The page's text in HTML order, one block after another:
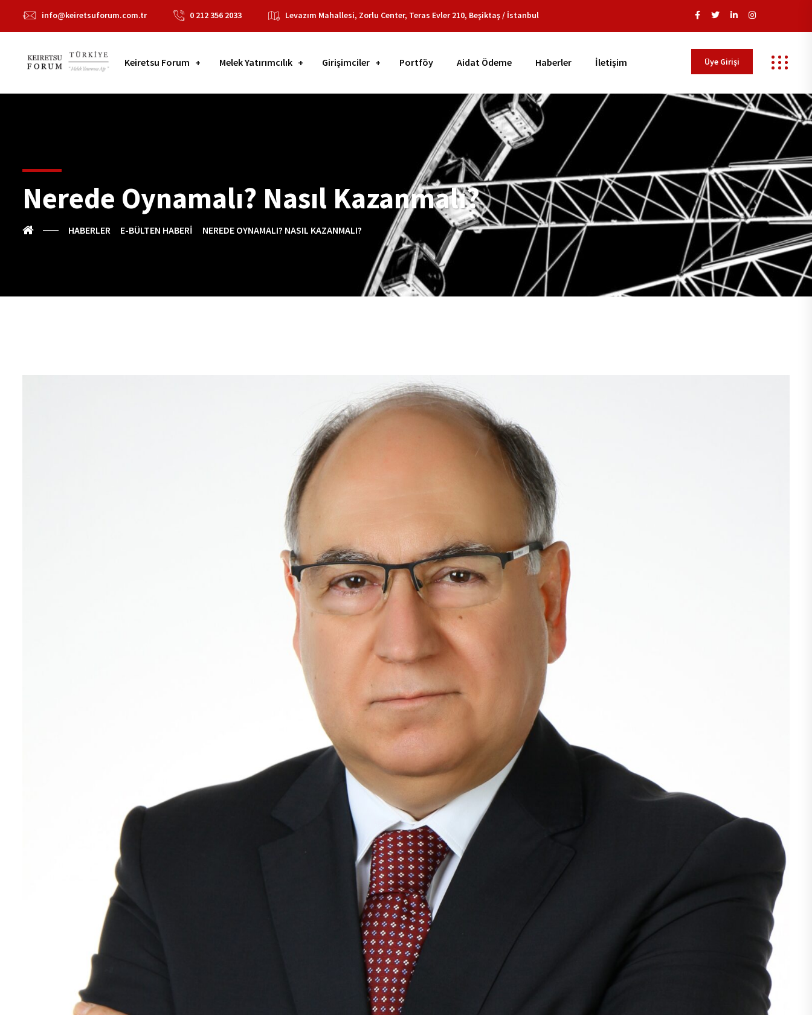
info@keiretsuforum.com.tr 0 212 356 2033 Levazım Mahallesi, Zorlu Center, Teras Evler 210, Beşiktaş / İstanbul
Keiretsu Forum Melek Yatırımcılık Girişimciler Portföy Aidat Ödeme Haberler İletişim Üye Girişi
Nerede Oynamalı? Nasıl Kazanmalı?
HABERLER E-BÜLTEN HABERI NEREDE OYNAMALI? NASIL KAZANMALI?